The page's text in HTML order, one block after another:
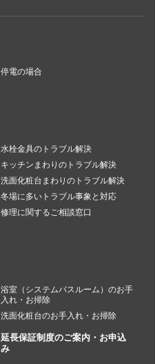
停電の場合
水栓金具のトラブル解決
キッチンまわりのトラブル解決
洗面化粧台まわりのトラブル解決
冬場に多いトラブル事象と対応
修理に関するご相談窓口
浴室（システムバスルーム）のお手
入れ・お掃除
洗面化粧台のお手入れ・お掃除
延長保証制度のご案内・お申込
み